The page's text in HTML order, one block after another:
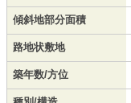
傾斜地部分面積
路地状敷地
築年数/方位